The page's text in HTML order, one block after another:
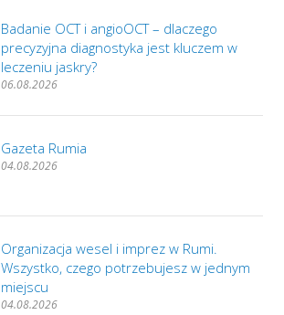
Badanie OCT i angioOCT – dlaczego
precyzyjna diagnostyka jest kluczem w
leczeniu jaskry?
06.08.2026
Gazeta Rumia
04.08.2026
Organizacja wesel i imprez w Rumi.
Wszystko, czego potrzebujesz w jednym
miejscu
04.08.2026